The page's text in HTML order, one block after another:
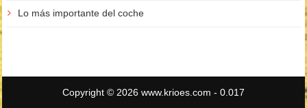
Lo más importante del coche
Copyright © 2026 www.krioes.com - 0.017